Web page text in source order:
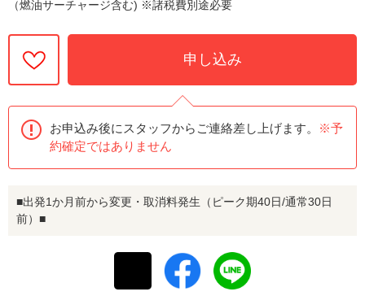
（燃油サーチャージ含む) ※諸税費別途必要
申し込み
お申込み後にスタッフからご連絡差し上げます。
※予
約確定ではありません
■出発1か月前から変更・取消料発生（ピーク期40日/通常30日
前）■